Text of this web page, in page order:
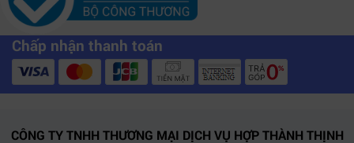
Website:https://htt.com.vn
Chấp nhận thanh toán
CÔNG TY TNHH THƯƠNG MẠI DỊCH VỤ HỢP THÀNH THỊNH